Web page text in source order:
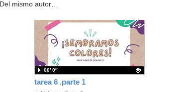
Del mismo autor…
tarea 6 .parte 1
00′ 0″